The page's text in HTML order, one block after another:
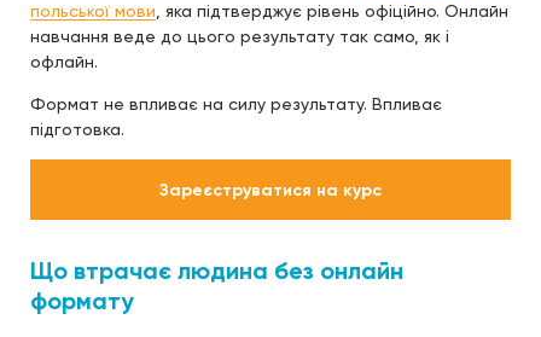
польської мови , яка підтверджує рівень офіційно. Онлайн
навчання веде до цього результату так само, як і
офлайн.
Формат не впливає на силу результату. Впливає
підготовка.
Зареєструватися на курс
Що втрачає людина без онлайн
формату